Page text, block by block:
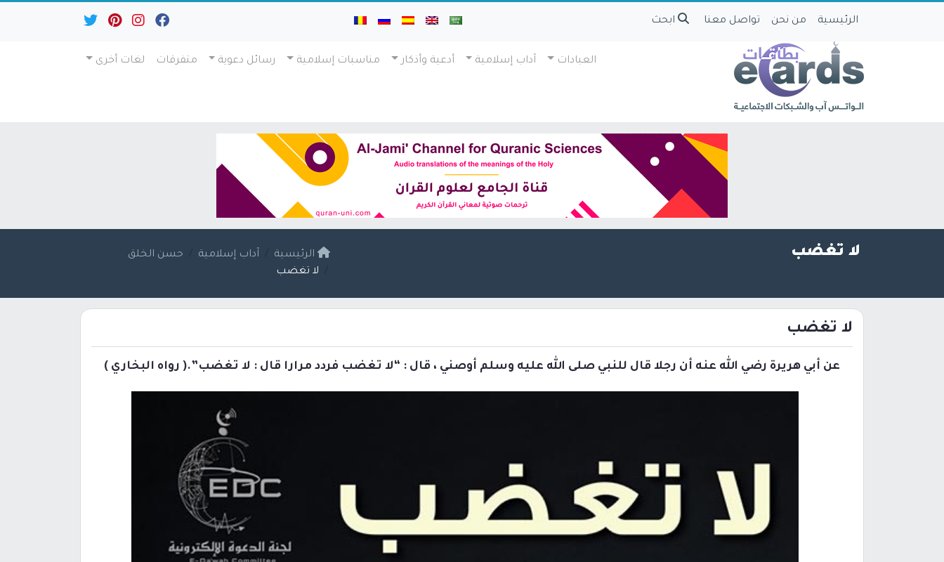
الرئيسية من نحن تواصل معنا ابحث
العبادات آداب إسلامية أدعية وأذكار مناسبات إسلامية رسائل دعوية متفرقات لغات أخرى
لا تغضب الرئيسية آداب إسلامية
حسن الخلق
لا تغضب
لا تغضب
عن أبي هريرة رضي الله عنه أن رجلا قال للنبي صلى الله عليه وسلم أوصني ، قال : “لا تغضب فردد مرارا قال : لا تغضب”.( رواه البخاري )